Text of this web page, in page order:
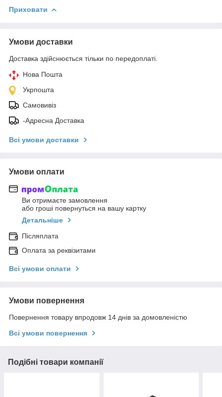
Приховати
Умови доставки
Доставка здійснюється тільки по передоплаті.
Нова Пошта
Укрпошта
Самовивіз
-Адресна Доставка
Всі умови доставки
Умови оплати
Ви отримаєте замовлення
або гроші повернуться на вашу картку
Детальніше
Післяплата
Оплата за реквізитами
Всі умови оплати
Умови повернення
Повернення товару впродовж 14 днів за домовленістю
Всі умови повернення
Подібні товари компанії